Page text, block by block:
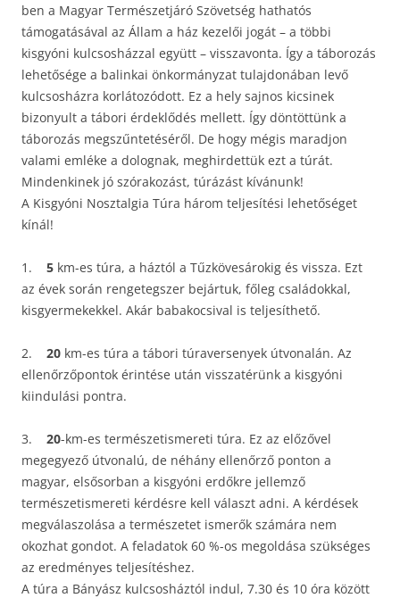
ben a Magyar Természetjáró Szövetség hathatós
támogatásával az Állam a ház kezelői jogát – a többi
kisgyóni kulcsosházzal együtt – visszavonta. Így a táborozás
lehetősége a balinkai önkormányzat tulajdonában levő
kulcsosházra korlátozódott. Ez a hely sajnos kicsinek
bizonyult a tábori érdeklődés mellett. Így döntöttünk a
táborozás megszűntetéséről. De hogy mégis maradjon
valami emléke a dolognak, meghirdettük ezt a túrát.
Mindenkinek jó szórakozást, túrázást kívánunk!
A Kisgyóni Nosztalgia Túra három teljesítési lehetőséget
kínál!
1. 5 km-es túra, a háztól a Tűzkövesárokig és vissza. Ezt
az évek során rengetegszer bejártuk, főleg családokkal,
kisgyermekekkel. Akár babakocsival is teljesíthető.
2. 20 km-es túra a tábori túraversenyek útvonalán. Az
ellenőrzőpontok érintése után visszatérünk a kisgyóni
kiindulási pontra.
3. 20-km-es természetismereti túra. Ez az előzővel
megegyező útvonalú, de néhány ellenőrző ponton a
magyar, elsősorban a kisgyóni erdőkre jellemző
természetismereti kérdésre kell választ adni. A kérdések
megválaszolása a természetet ismerők számára nem
okozhat gondot. A feladatok 60 %-os megoldása szükséges
az eredményes teljesítéshez.
A túra a Bányász kulcsosháztól indul, 7.30 és 10 óra között